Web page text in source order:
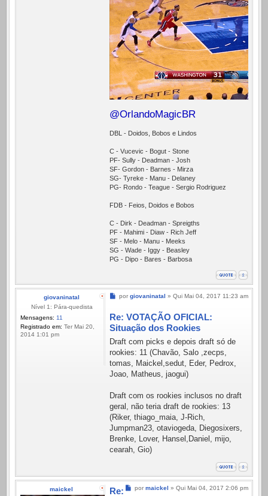
@OrlandoMagicBR
DBL - Doidos, Bobos e Lindos
C - Vucevic - Bogut - Stone
PF- Sully - Deadman - Josh
SF- Gordon - Barnes - Mirza
SG- Tyreke - Manu - Delaney
PG- Rondo - Teague - Sergio Rodriguez
FDB - Feios, Doidos e Bobos
C - Dirk - Deadman - Spreigths
PF - Mahimi - Diaw - Rich Jeff
SF - Melo - Manu - Meeks
SG - Wade - Iggy - Beasley
PG - Dipo - Bares - Barbosa
giovaninatal
Nível 1: Pára-quedista
Mensagens: 11
Registrado em: Ter Mai 20,
2014 1:01 pm
Mensagem
por giovaninatal » Qui Mai 04, 2017 11:23 am
Re: VOTAÇÃO OFICIAL:
Situação dos Rookies
Draft com picks e depois draft só de
rookies: 11 (Chavão, Salo ,zecps,
tomas, Maickel,sedut, Eder, Pedrox,
Joao, Matheus, jaogui)
Draft com os rookies inclusos no draft
geral, não teria draft de rookies: 13
(Riker, thiago_maia, J-Rich,
Jumpman23, otaviogeda, Diegosixers,
Brenke, Lover, Hansel,Daniel, mijo,
cearah, Gio)
maickel Mensagem
por maickel » Qui Mai 04, 2017 2:06 pm
Re: